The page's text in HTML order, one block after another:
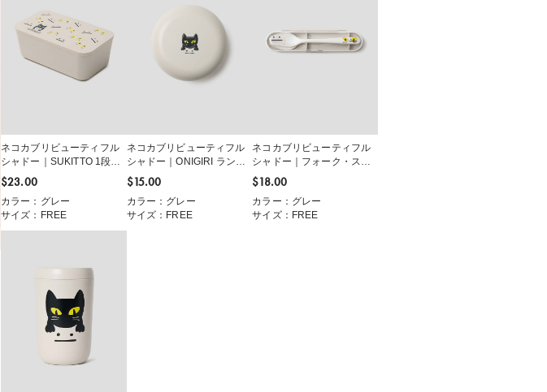
ネコカブリビューティフル
シャドー｜SUKITTO 1段ラ
ンチボックス
$‌23.00
カラー：グレー
サイズ：FREE
ネコカブリビューティフル
シャドー｜ONIGIRI ランチ
ボックス
$‌15.00
カラー：グレー
サイズ：FREE
ネコカブリビューティフル
シャドー｜フォーク・スプ
ーンセット
$‌18.00
カラー：グレー
サイズ：FREE